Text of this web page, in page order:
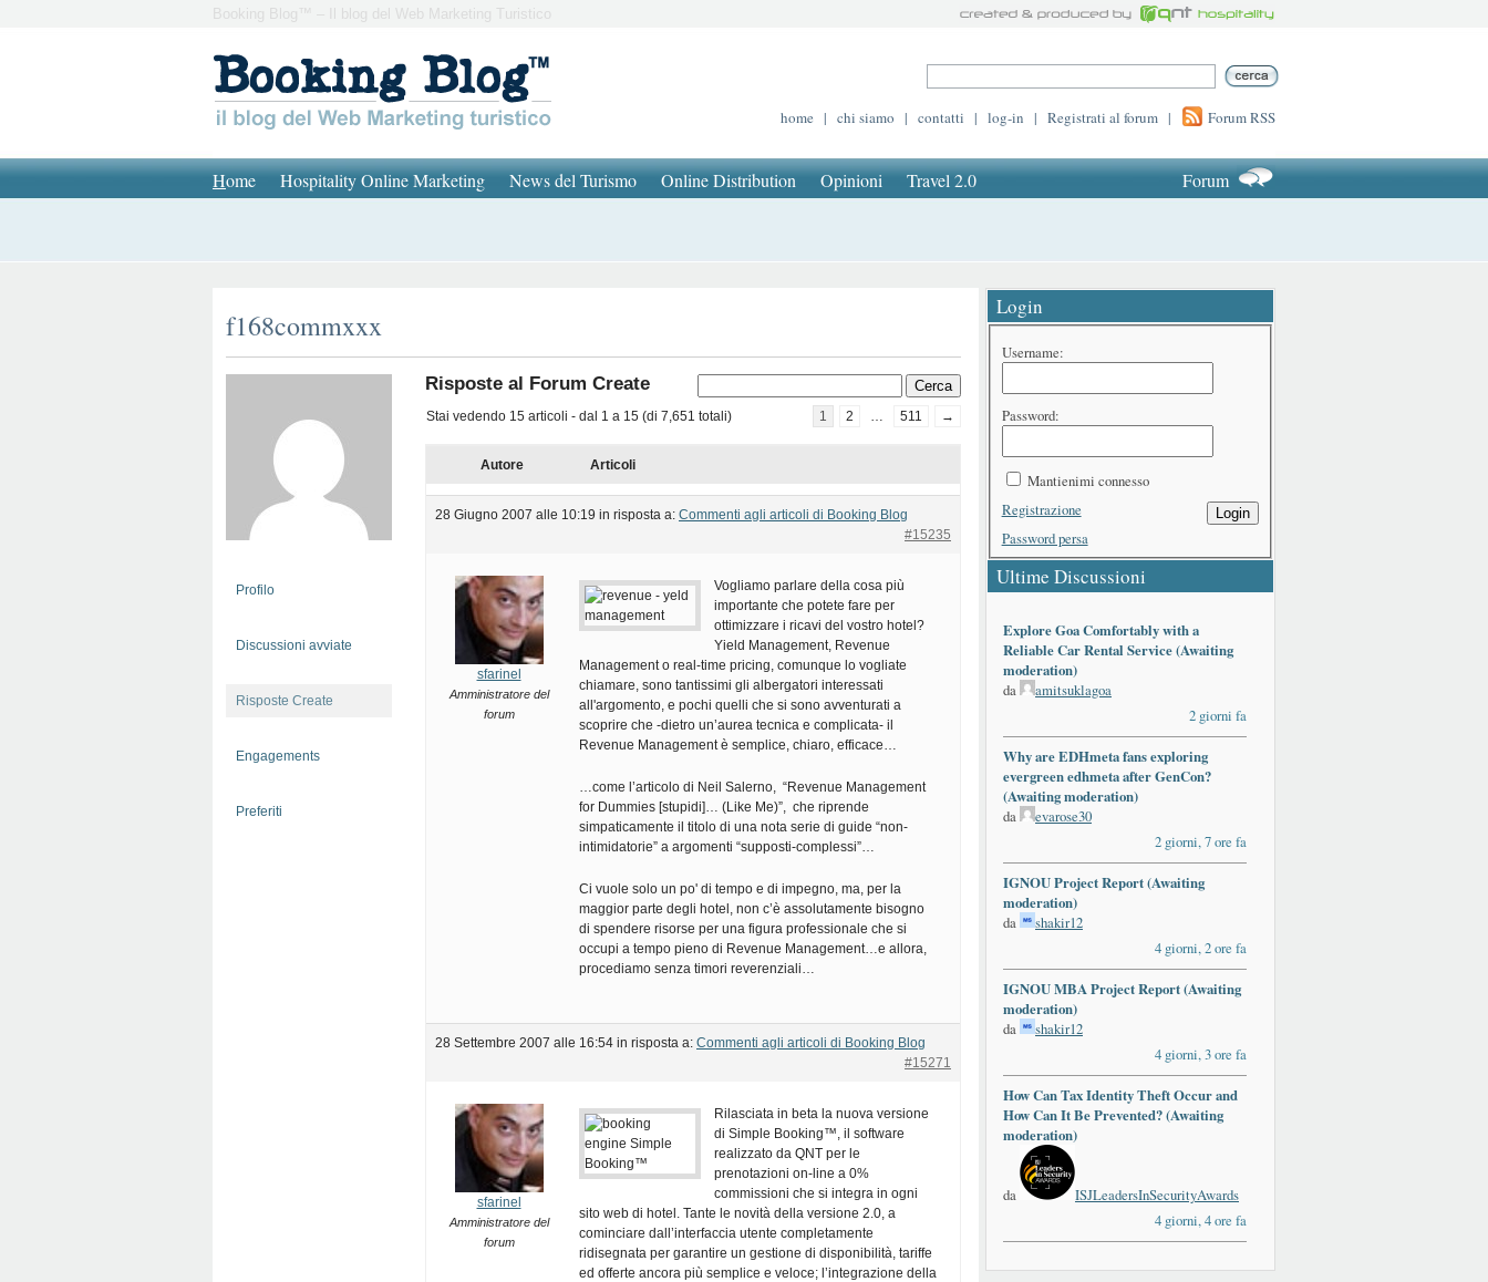
Booking Blog™ – Il blog del Web Marketing Turistico
home | chi siamo | contatti | log-in | Registrati al forum | Forum RSS
Home Hospitality Online Marketing News del Turismo Online Distribution Opinioni Travel 2.0 Forum
f168commxxx
Profilo
Discussioni avviate
Risposte Create
Engagements
Preferiti
Risposte al Forum Create
Stai vedendo 15 articoli - dal 1 a 15 (di 7,651 totali) 1 2 … 511 →
Autore Articoli
28 Giugno 2007 alle 10:19 in risposta a: Commenti agli articoli di Booking Blog
#15235
sfarinel
Amministratore del
forum
Vogliamo parlare della cosa più
importante che potete fare per
ottimizzare i ricavi del vostro hotel?
Yield Management, Revenue
Management o real-time pricing, comunque lo vogliate
chiamare, sono tantissimi gli albergatori interessati
all'argomento, e pochi quelli che si sono avventurati a
scoprire che -dietro un’aurea tecnica e complicata- il
Revenue Management è semplice, chiaro, efficace…
…come l’articolo di Neil Salerno, “Revenue Management
for Dummies [stupidi]… (Like Me)”, che riprende
simpaticamente il titolo di una nota serie di guide “non-
intimidatorie” a argomenti “supposti-complessi”…
Ci vuole solo un po' di tempo e di impegno, ma, per la
maggior parte degli hotel, non c’è assolutamente bisogno
di spendere risorse per una figura professionale che si
occupi a tempo pieno di Revenue Management…e allora,
procediamo senza timori reverenziali…
28 Settembre 2007 alle 16:54 in risposta a: Commenti agli articoli di Booking Blog
#15271
sfarinel
Amministratore del
forum
Rilasciata in beta la nuova versione
di Simple Booking™, il software
realizzato da QNT per le
prenotazioni on-line a 0%
commissioni che si integra in ogni
sito web di hotel. Tante le novità della versione 2.0, a
cominciare dall’interfaccia utente completamente
ridisegnata per garantire un gestione di disponibilità, tariffe
ed offerte ancora più semplice e veloce; l’integrazione della
Login
Username:
Password:
Mantienimi connesso
Login
Registrazione
Password persa
Ultime Discussioni
Explore Goa Comfortably with a
Reliable Car Rental Service (Awaiting
moderation)
da
amitsuklagoa
2 giorni fa
Why are EDHmeta fans exploring
evergreen edhmeta after GenCon?
(Awaiting moderation)
da
evarose30
2 giorni, 7 ore fa
IGNOU Project Report (Awaiting
moderation)
da
shakir12
4 giorni, 2 ore fa
IGNOU MBA Project Report (Awaiting
moderation)
da
shakir12
4 giorni, 3 ore fa
How Can Tax Identity Theft Occur and
How Can It Be Prevented? (Awaiting
moderation)
da
ISJLeadersInSecurityAwards
4 giorni, 4 ore fa